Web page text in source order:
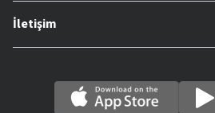
İletişim